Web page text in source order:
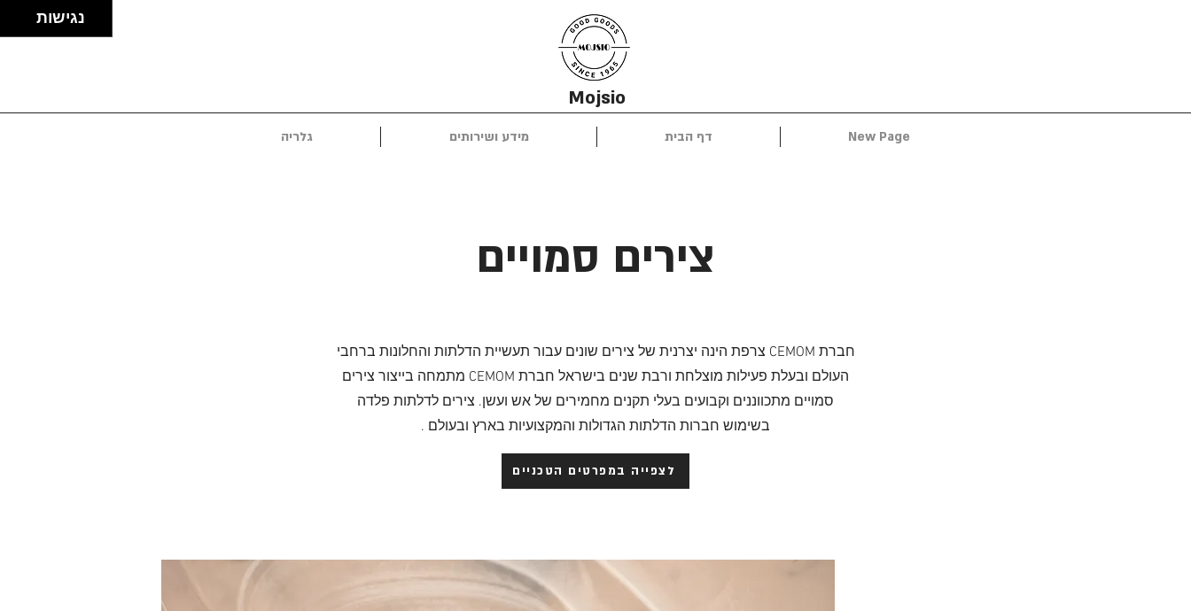
Mojsio
גלריה מידע ושירותים דף הבית New Page
צירים סמויים
חברת CEMOM צרפת הינה יצרנית של צירים שונים עבור תעשיית הדלתות והחלונות ברחבי
העולם ובעלת פעילות מוצלחת ורבת שנים בישראל חברת CEMOM מתמחה בייצור צירים
סמויים מתכווננים וקבועים בעלי תקנים מחמירים של אש ועשן. צירים לדלתות פלדה
בשימוש חברות הדלתות הגדולות והמקצועיות בארץ ובעולם .
לצפייה במפרטים הטכניים
נגישות